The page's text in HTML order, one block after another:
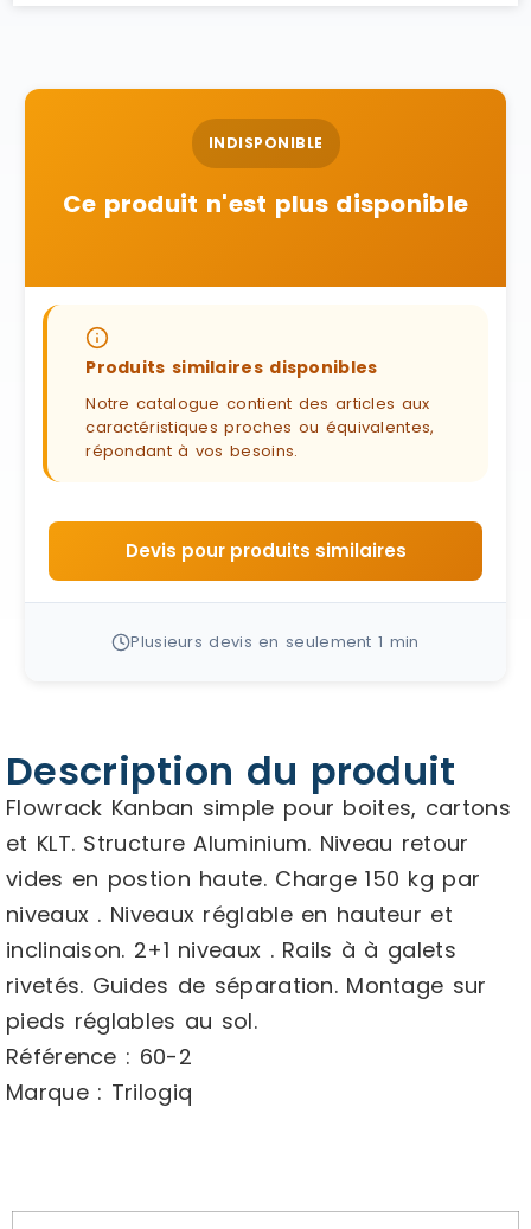
INDISPONIBLE
Ce produit n'est plus disponible
Produits similaires disponibles
Notre catalogue contient des articles aux
caractéristiques proches ou équivalentes,
répondant à vos besoins.
Devis pour produits similaires
Plusieurs devis en seulement 1 min
Description du produit
Flowrack Kanban simple pour boites, cartons
et KLT. Structure Aluminium. Niveau retour
vides en postion haute. Charge 150 kg par
niveaux . Niveaux réglable en hauteur et
inclinaison. 2+1 niveaux . Rails à à galets
rivetés. Guides de séparation. Montage sur
pieds réglables au sol.
Référence : 60-2
Marque : Trilogiq